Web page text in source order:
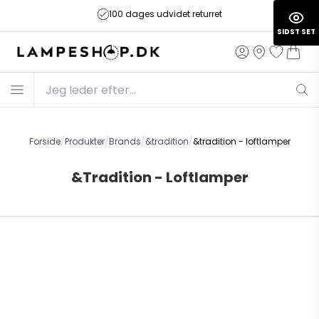
100 dages udvidet returret
Forside/Produkter/Brands/&tradition/&tradition - loftlamper
&Tradition - Loftlamper
SIDST SET